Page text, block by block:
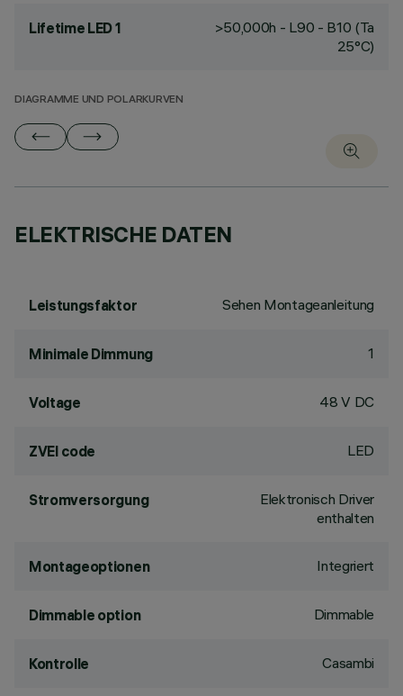
Lifetime LED 1
>50,000h - L90 - B10 (Ta
25°C)
DIAGRAMME UND POLARKURVEN
ELEKTRISCHE DATEN
Leistungsfaktor Sehen Montageanleitung
Minimale Dimmung 1
Voltage 48 V DC
ZVEI code LED
Stromversorgung
Elektronisch Driver
enthalten
Montageoptionen Integriert
Dimmable option Dimmable
Kontrolle Casambi